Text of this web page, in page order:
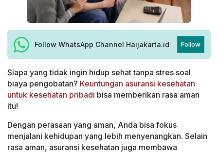
Follow WhatsApp Channel Haijakarta.id Follow
Siapa yang tidak ingin hidup sehat tanpa stres soal
biaya pengobatan? Keuntungan asuransi kesehatan
untuk kesehatan pribadi bisa memberikan rasa aman
itu!
Dengan perasaan yang aman, Anda bisa fokus
menjalani kehidupan yang lebih menyenangkan. Selain
rasa aman, asuransi kesehatan juga membawa